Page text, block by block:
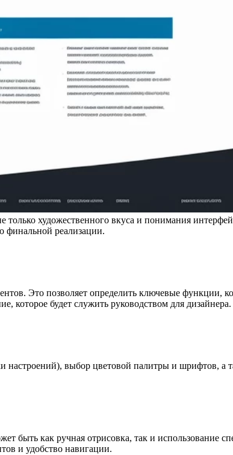
только художественного вкуса и понимания
финальной реализации.
Это позволяет определить ключевые функции,
которое будет служить руководством для дизайнера.
настроений), выбор цветовой палитры и шрифтов, а
быть как ручная отрисовка, так и использование
и удобство навигации.